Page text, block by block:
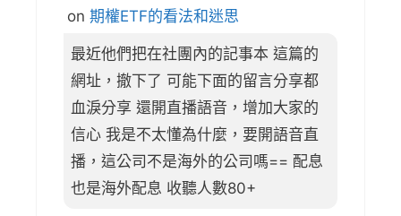
on 期權ETF的看法和迷思
最近他們把在社團內的記事本 這篇的
網址，撤下了 可能下面的留言分享都
血淚分享 還開直播語音，增加大家的
信心 我是不太懂為什麼，要開語音直
播，這公司不是海外的公司嗎== 配息
也是海外配息 收聽人數80+